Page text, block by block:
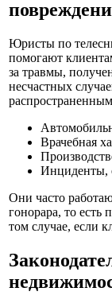
Юристы по
помогают
за травмы,
несчастных
Врачебная
Инциденты,
Они часто
гонорара, то есть
том случае, если